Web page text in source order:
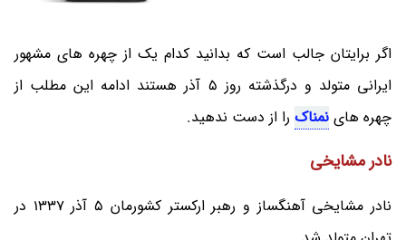
اگر برایتان جالب است که بدانید کدام یک از چهره های مشهور
ایرانی متولد و درگذشته روز 5 آذر هستند ادامه این مطلب از
چهره های نمناک را از دست ندهید.
نادر مشایخی
نادر مشایخی آهنگساز و رهبر ارکستر کشورمان 5 آذر 1337 در